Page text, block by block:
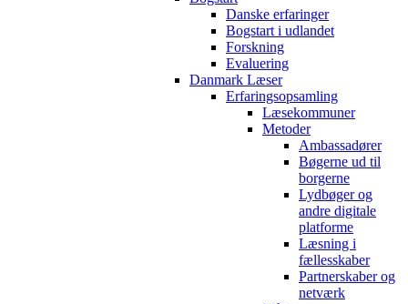
Danske erfaringer
Bogstart i udlandet
Forskning
Evaluering
Danmark Læser
Erfaringsopsamling
Læsekommuner
Metoder
Ambassadører
Bøgerne ud til
borgerne
Lydbøger og
andre digitale
platforme
Læsning i
fællesskaber
Partnerskaber og
netværk